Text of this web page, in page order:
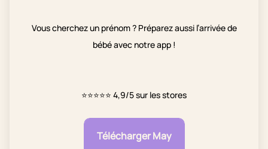
Vous cherchez un prénom ? Préparez aussi l’arrivée de
bébé avec notre app !
⭐⭐⭐⭐⭐ 4,9/5 sur les stores
Télécharger May